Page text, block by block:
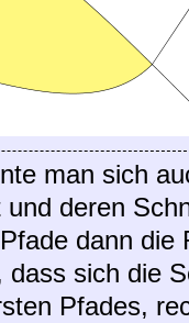
man sich
und deren
dann
dass sich die
Pfades,